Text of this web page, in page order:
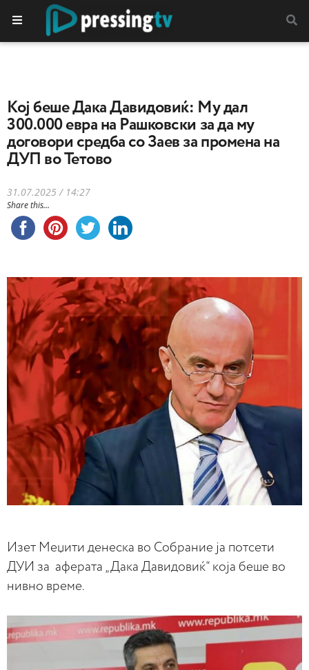
Кој беше Дака Давидовиќ: Му дал
300.000 евра на Рашковски за да му
договори средба со Заев за промена на
ДУП во Тетово
31.07.2025 / 14:27
Share this...
Изет Меџити денеска во Собрание ја потсети
ДУИ за аферата „Дака Давидовиќ“ која беше во
нивно време.